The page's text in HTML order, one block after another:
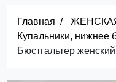
Главная
Купальники, нижнее
Бюстгальтер